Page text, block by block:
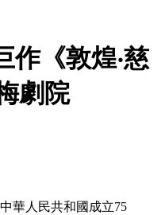
作《敦煌‧慈
劇院
華人民共和國成立75